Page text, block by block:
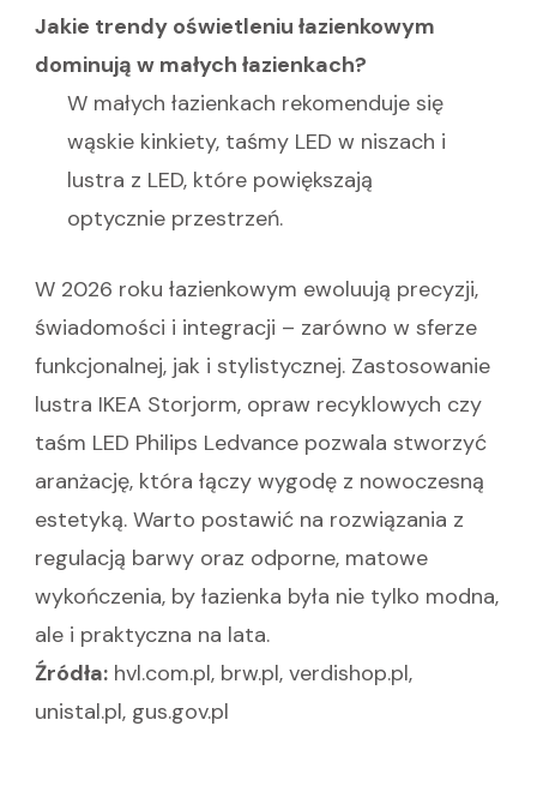
Jakie trendy oświetleniu łazienkowym
dominują w małych łazienkach?
W małych łazienkach rekomenduje się
wąskie kinkiety, taśmy LED w niszach i
lustra z LED, które powiększają
optycznie przestrzeń.
W 2026 roku łazienkowym ewoluują precyzji,
świadomości i integracji – zarówno w sferze
funkcjonalnej, jak i stylistycznej. Zastosowanie
lustra IKEA Storjorm, opraw recyklowych czy
taśm LED Philips Ledvance pozwala stworzyć
aranżację, która łączy wygodę z nowoczesną
estetyką. Warto postawić na rozwiązania z
regulacją barwy oraz odporne, matowe
wykończenia, by łazienka była nie tylko modna,
ale i praktyczna na lata.
Źródła: hvl.com.pl, brw.pl, verdishop.pl,
unistal.pl, gus.gov.pl